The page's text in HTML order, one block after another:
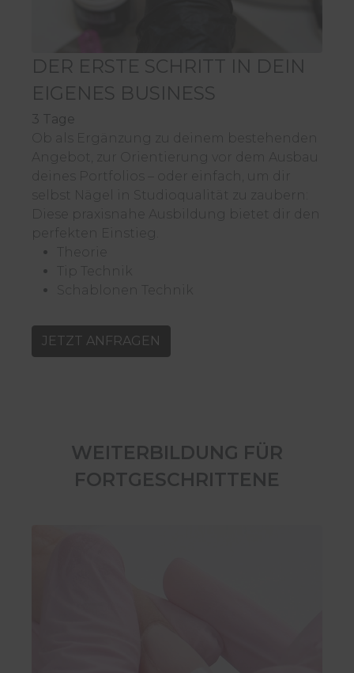
DER ERSTE SCHRITT IN DEIN
EIGENES BUSINESS
3 Tage
Ob als Ergänzung zu deinem bestehenden
Angebot, zur Orientierung vor dem Ausbau
deines Portfolios – oder einfach, um dir
selbst Nägel in Studioqualität zu zaubern:
Diese praxisnahe Ausbildung bietet dir den
perfekten Einstieg.
Theorie
Tip Technik
Schablonen Technik
JETZT ANFRAGEN
WEITERBILDUNG FÜR
FORTGESCHRITTENE